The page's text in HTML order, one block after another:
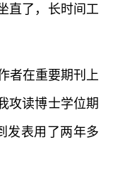
直了，长时间工
者在重要期刊上
攻读博士学位期
发表用了两年多